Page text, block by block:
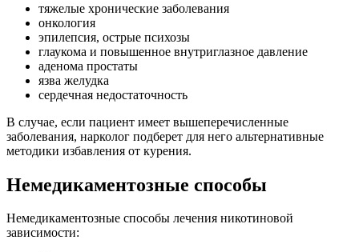
тяжелые хронические заболевания
онкология
эпилепсия, острые психозы
глаукома и повышенное внутриглазное давление
аденома простаты
язва желудка
сердечная недостаточность
В случае, если пациент имеет вышеперечисленные
заболевания, нарколог подберет для него альтернативные
методики избавления от курения.
Немедикаментозные способы
Немедикаментозные способы лечения никотиновой
зависимости: